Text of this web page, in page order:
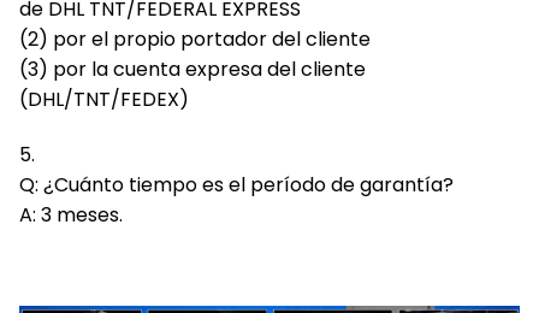
de DHL TNT/FEDERAL EXPRESS
(2) por el propio portador del cliente
(3) por la cuenta expresa del cliente
(DHL/TNT/FEDEX)
5.
Q: ¿Cuánto tiempo es el período de garantía?
A: 3 meses.